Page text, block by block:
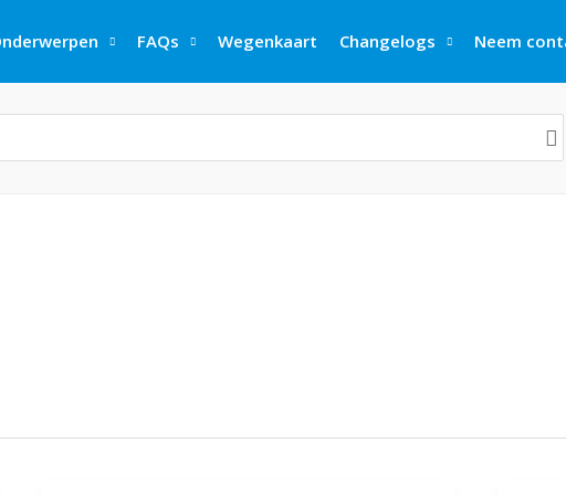
FAQs Wegenkaart Changelogs Neem